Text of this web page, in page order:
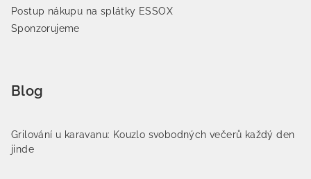
Postup nákupu na splátky ESSOX
Sponzorujeme
Blog
Grilování u karavanu: Kouzlo svobodných večerů každý den
jinde